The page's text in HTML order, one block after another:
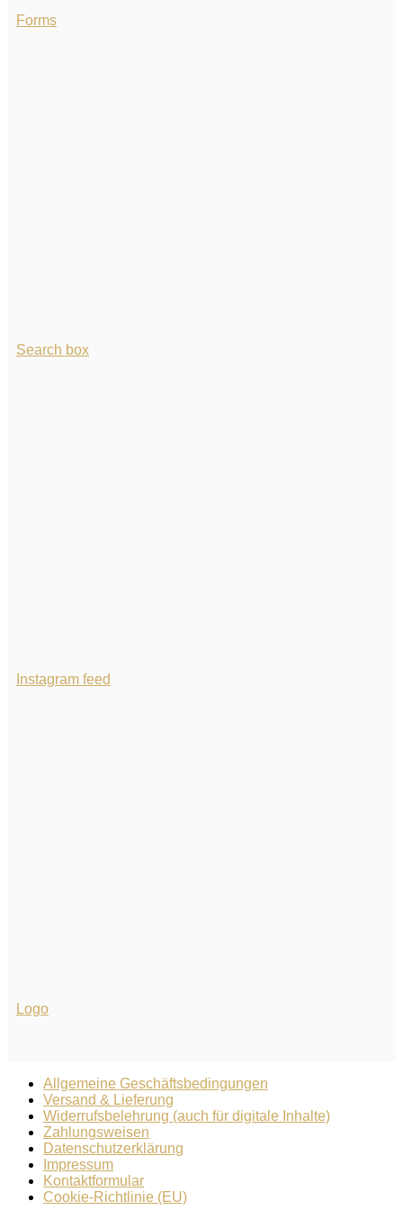
Forms
Search box
Instagram feed
Logo
Allgemeine Geschäftsbedingungen
Versand & Lieferung
Widerrufsbelehrung (auch für digitale Inhalte)
Zahlungsweisen
Datenschutzerklärung
Impressum
Kontaktformular
Cookie-Richtlinie (EU)